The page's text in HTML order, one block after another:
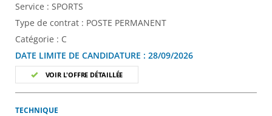
Service : SPORTS
Type de contrat : POSTE PERMANENT
Catégorie : C
DATE LIMITE DE CANDIDATURE : 28/09/2026
VOIR L'OFFRE DÉTAILLÉE
TECHNIQUE